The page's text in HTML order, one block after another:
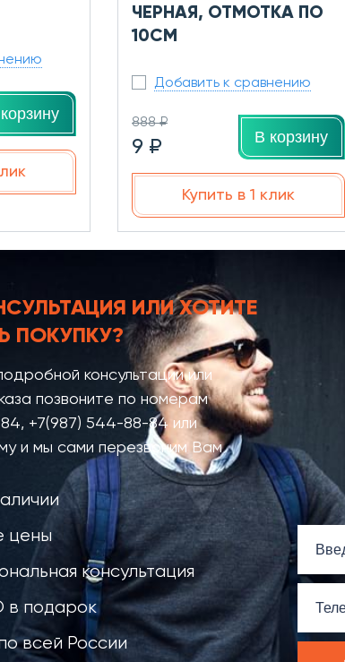
ЧЕРНАЯ, ОТМОТКА ПО
10СМ
Добавить к сравнению
888 ₽
9 ₽ В корзину
Купить в 1 клик
ИЛИ ХОТИТЕ
ПОКУПКУ?
консультации или
позвоните по номерам
, +7(987) 544-88-84 или
и мы сами перезвоним Вам
цены
консультация
в подарок
всей России